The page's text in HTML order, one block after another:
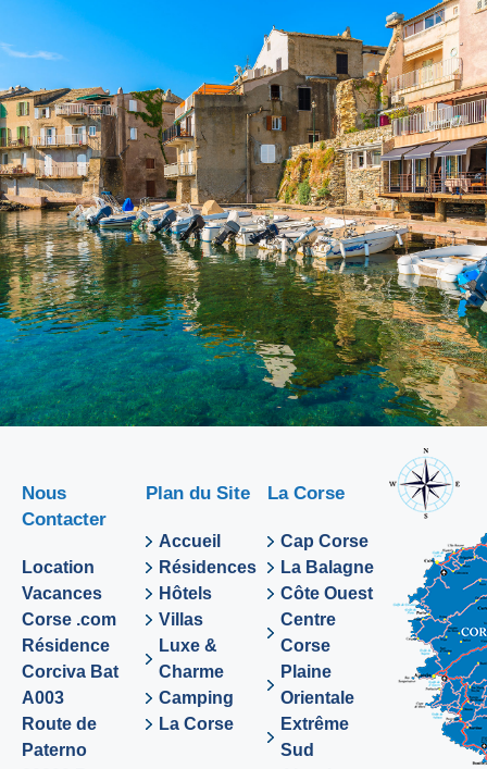
Nous
Contacter
Location
Vacances
Corse .com
Résidence
Corciva Bat
A003
Route de
Paterno
Plan du Site
Accueil
Résidences
Hôtels
Villas
Luxe &
Charme
Camping
La Corse
La Corse
Cap Corse
La Balagne
Côte Ouest
Centre
Corse
Plaine
Orientale
Extrême
Sud